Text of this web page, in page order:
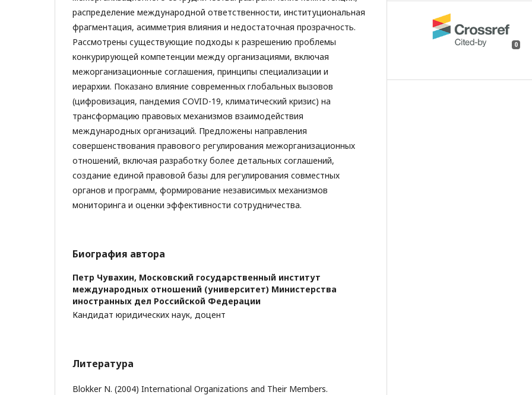
распределение международной ответственности, институциональная
фрагментация, асимметрия влияния и недостаточная прозрачность.
Рассмотрены существующие подходы к разрешению проблемы
конкурирующей компетенции между организациями, включая
межорганизационные соглашения, принципы специализации и
иерархии. Показано влияние современных глобальных вызовов
(цифровизация, пандемия COVID-19, климатический кризис) на
трансформацию правовых механизмов взаимодействия
международных организаций. Предложены направления
совершенствования правового регулирования межорганизационных
отношений, включая разработку более детальных соглашений,
создание единой правовой базы для регулирования совместных
органов и программ, формирование независимых механизмов
мониторинга и оценки эффективности сотрудничества.
Биография автора
Петр Чувахин, Московский государственный институт
международных отношений (университет) Министерства
иностранных дел Российской Федерации
Кандидат юридических наук, доцент
Литература
Blokker N. (2004) International Organizations and Their Members.
0